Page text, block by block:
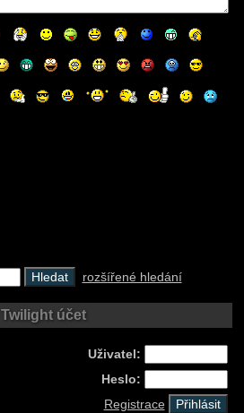
rozšířené hledání
Twilight účet
Uživatel:
Heslo:
Registrace